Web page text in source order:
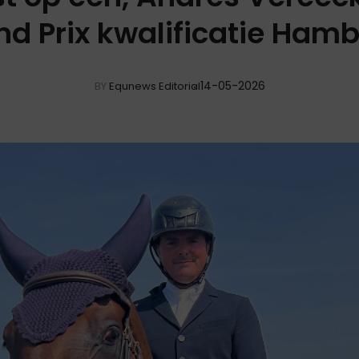
Prix kwalificatie
BY Equnews Editorial14-05-2026